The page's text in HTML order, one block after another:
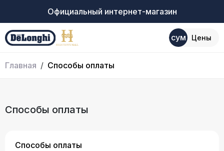
Официальный интернет-магазин
сум Цены
Главная Способы оплаты
Способы оплаты
Способы оплаты